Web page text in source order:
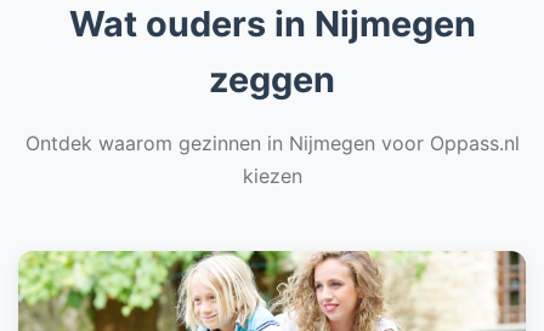
Wat ouders in Nijmegen
zeggen
Ontdek waarom gezinnen in Nijmegen voor Oppass.nl
kiezen